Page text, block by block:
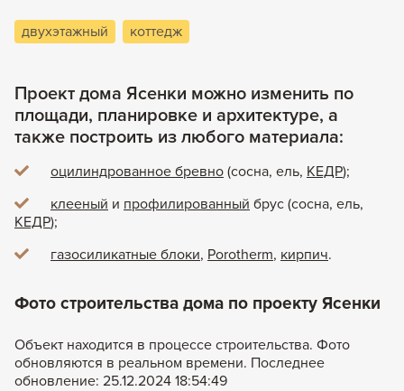
двухэтажный коттедж
Проект дома Ясенки можно изменить по
площади, планировке и архитектуре, а
также построить из любого материала:
оцилиндрованное бревно (сосна, ель, КЕДР);
клееный и профилированный брус (сосна, ель,
КЕДР);
газосиликатные блоки, Porotherm, кирпич.
Фото строительства дома по проекту Ясенки
Объект находится в процессе строительства. Фото
обновляются в реальном времени. Последнее
обновление: 25.12.2024 18:54:49